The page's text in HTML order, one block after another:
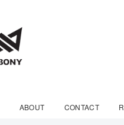
ABOUT CONTACT